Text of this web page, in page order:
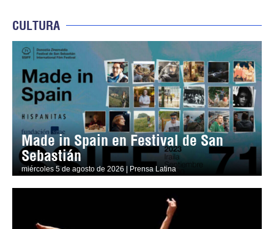
CULTURA
Made in Spain en Festival de San
Sebastián
miércoles 5 de agosto de 2026 | Prensa Latina